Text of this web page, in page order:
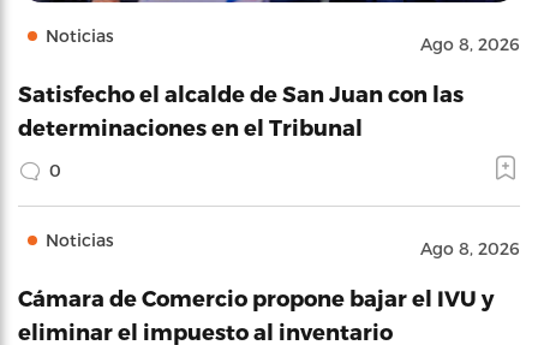
Noticias Ago 8, 2026
Satisfecho el alcalde de San Juan con las
determinaciones en el Tribunal
0
Noticias Ago 8, 2026
Cámara de Comercio propone bajar el IVU y
eliminar el impuesto al inventario